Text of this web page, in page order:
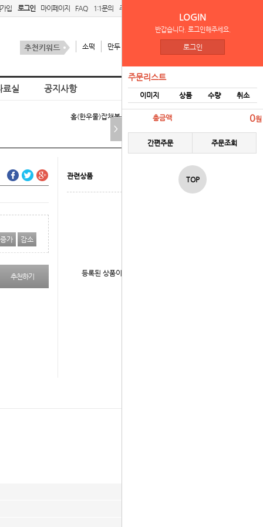
입 로그인 마이페이지 FAQ 1:1문의 주문리스트
소떡 만두
료실 공지사항
홈(한우물)잡채볶음밥300g > 볶음밥
LOGIN
반갑습니다. 로그인해주세요.
로그인
주문리스트
이미지 상품 수량 취소
총금액 0원
간편주문 주문조회
TOP
>
증가
감소
추천하기
관련상품
등록된 상품이 없습니다.